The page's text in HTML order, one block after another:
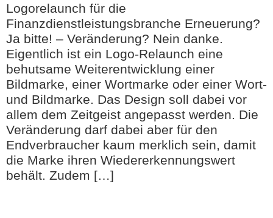
Logorelaunch für die
Finanzdienstleistungsbranche Erneuerung?
Ja bitte! – Veränderung? Nein danke.
Eigentlich ist ein Logo-Relaunch eine
behutsame Weiterentwicklung einer
Bildmarke, einer Wortmarke oder einer Wort-
und Bildmarke. Das Design soll dabei vor
allem dem Zeitgeist angepasst werden. Die
Veränderung darf dabei aber für den
Endverbraucher kaum merklich sein, damit
die Marke ihren Wiedererkennungswert
behält. Zudem […]